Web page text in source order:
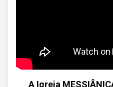
A Igreja